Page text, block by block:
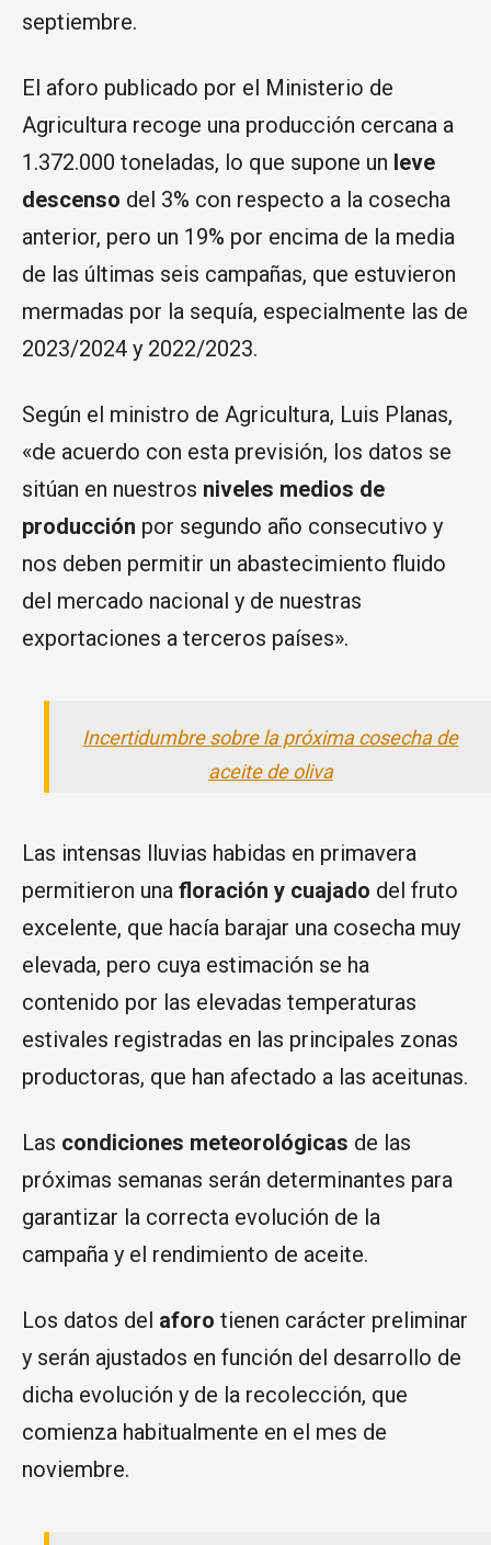
septiembre.
El aforo publicado por el Ministerio de
Agricultura recoge una producción cercana a
1.372.000 toneladas, lo que supone un leve
descenso del 3% con respecto a la cosecha
anterior, pero un 19% por encima de la media
de las últimas seis campañas, que estuvieron
mermadas por la sequía, especialmente las de
2023/2024 y 2022/2023.
Según el ministro de Agricultura, Luis Planas,
«de acuerdo con esta previsión, los datos se
sitúan en nuestros niveles medios de
producción por segundo año consecutivo y
nos deben permitir un abastecimiento fluido
del mercado nacional y de nuestras
exportaciones a terceros países».
Incertidumbre sobre la próxima cosecha de
aceite de oliva
Las intensas lluvias habidas en primavera
permitieron una floración y cuajado del fruto
excelente, que hacía barajar una cosecha muy
elevada, pero cuya estimación se ha
contenido por las elevadas temperaturas
estivales registradas en las principales zonas
productoras, que han afectado a las aceitunas.
Las condiciones meteorológicas de las
próximas semanas serán determinantes para
garantizar la correcta evolución de la
campaña y el rendimiento de aceite.
Los datos del aforo tienen carácter preliminar
y serán ajustados en función del desarrollo de
dicha evolución y de la recolección, que
comienza habitualmente en el mes de
noviembre.